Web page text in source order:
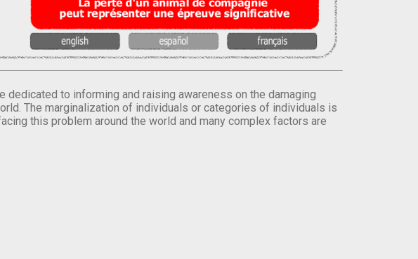
to informing and raising awareness on the damaging
The marginalization of individuals or categories of individuals is
this problem around the world and many complex factors are